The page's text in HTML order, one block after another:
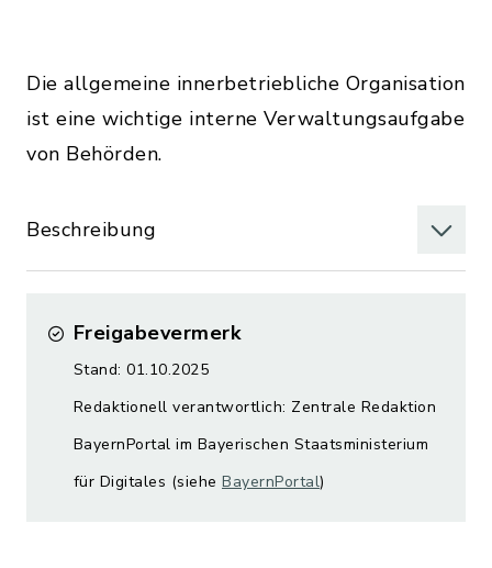
Die allgemeine innerbetriebliche Organisation
ist eine wichtige interne Verwaltungsaufgabe
von Behörden.
Beschreibung
Freigabevermerk
Stand: 01.10.2025
Redaktionell verantwortlich: Zentrale Redaktion
BayernPortal im Bayerischen Staatsministerium
für Digitales (siehe BayernPortal)